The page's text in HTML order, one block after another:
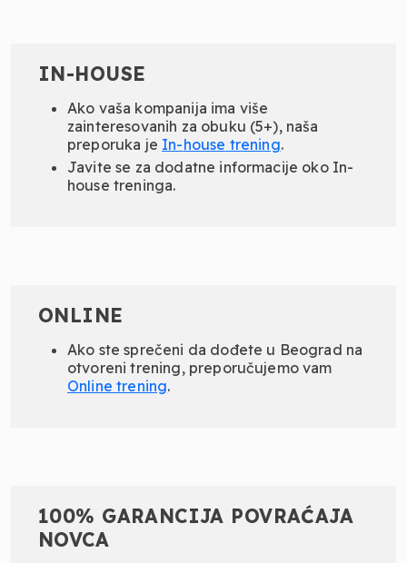
IN-HOUSE
Ako vaša kompanija ima više
zainteresovanih za obuku (5+), naša
preporuka je In-house trening.
Javite se za dodatne informacije oko In-
house treninga.
ONLINE
Ako ste sprečeni da dođete u Beograd na
otvoreni trening, preporučujemo vam
Online trening.
100% GARANCIJA POVRAĆAJA
NOVCA